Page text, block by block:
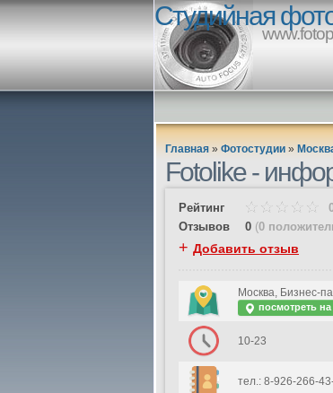
Студийная
Главная » Фотостудии »
Fotolike -
Рейтинг
Отзывов
0 (0
+ Добавить отзыв
Москва, Бизнес-
посмотреть на
10-23
тел.: 8-926-266-